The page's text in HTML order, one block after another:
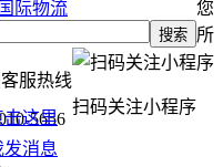
国际物流
服热线
5656
扫码关注小程序
您
所